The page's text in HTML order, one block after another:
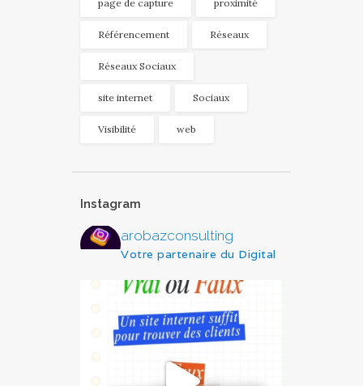
page de capture proximité
Référencement Réseaux
Réseaux Sociaux
site internet Sociaux
Visibilité web
Instagram
arobazconsulting
Votre partenaire du Digital